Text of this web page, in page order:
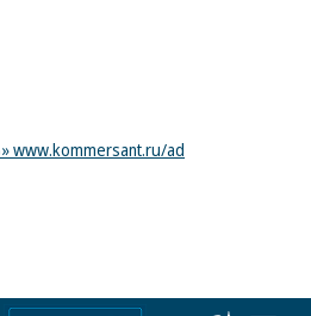
www.kommersant.ru/ad